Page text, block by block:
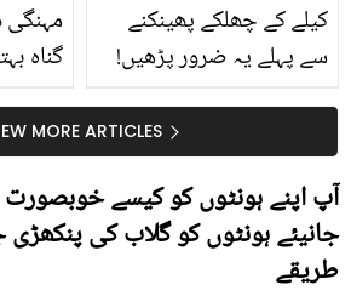
مہنگی
گناہ
کیوں
کیلے کے چھلکے پھینکنے
سے پہلے یہ ضرور پڑھیں!
سستا اور قدرتی حلMORE ARTICLES
آپ اپنے ہونٹوں کو کیسے خوبصورت
جانیئے ہونٹوں کو گلاب کی پنکھڑی
طریقے